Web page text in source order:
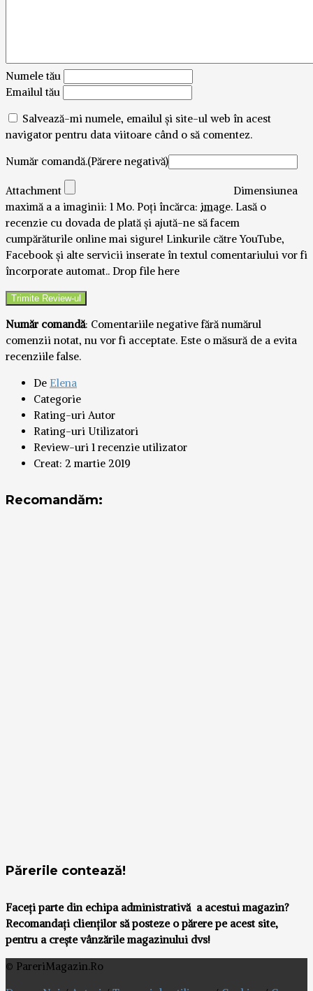
Numele tău
Emailul tău
Salvează-mi numele, emailul și site-ul web în acest
navigator pentru data viitoare când o să comentez.
Număr comandă.(Părere negativă)
Attachment
Dimensiunea
maximă a a imaginii: 1 Mo. Poți încărca: image. Lasă o
recenzie cu dovada de plată și ajută-ne să facem
cumpărăturile online mai sigure! Linkurile către YouTube,
Facebook și alte servicii inserate în textul comentariului vor fi
încorporate automat.. Drop file here
Număr comandă: Comentariile negative fără numărul
comenzii notat, nu vor fi acceptate. Este o măsură de a evita
recenziile false.
De Elena
Categorie
Rating-uri Autor
Rating-uri Utilizatori
Review-uri 1 recenzie utilizator
Creat: 2 martie 2019
Recomandăm:
Părerile contează!
Faceți parte din echipa administrativă a acestui magazin?
Recomandați clienților să posteze o părere pe acest site,
pentru a crește vânzările magazinului dvs!
© PareriMagazin.Ro